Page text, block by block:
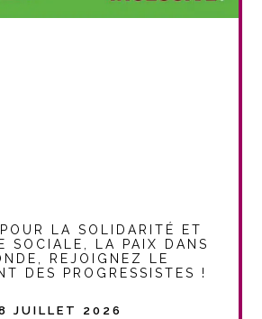
LA SOLIDARITÉ ET
SOCIALE, LA PAIX DANS
REJOIGNEZ LE
DES PROGRESSISTES !
JUILLET 2026